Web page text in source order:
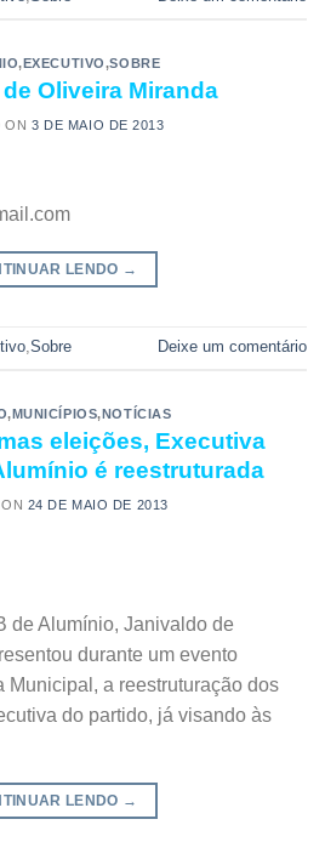
,EXECUTIVO,SOBRE
Oliveira Miranda
ON3 DE MAIO DE 2013
LENDO →
,Sobre Deixe um comentário
,MUNICÍPIOS,NOTÍCIAS
eleições, Executiva
é reestruturada
24 DE MAIO DE 2013
de Alumínio, Janivaldo de
durante um evento
Municipal, a reestruturação dos
do partido, já visando às
LENDO →